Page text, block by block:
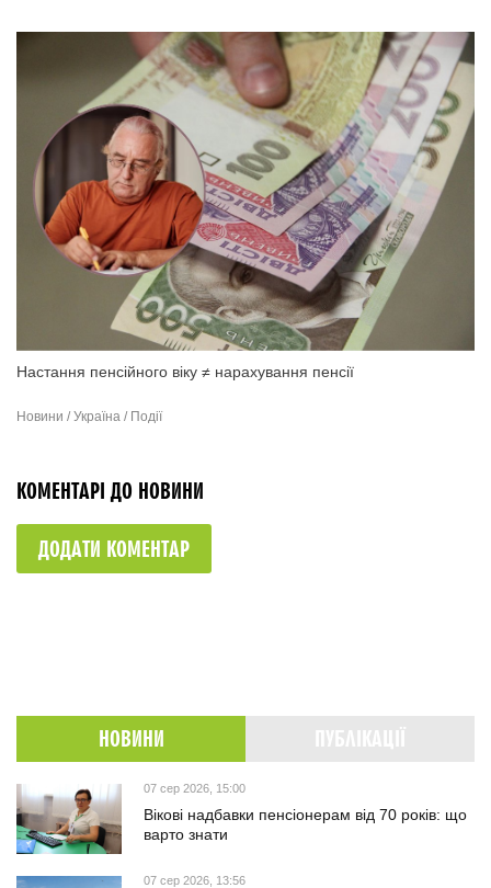
Настання пенсійного віку ≠ нарахування пенсії
Новини / Україна / Події
КОМЕНТАРІ ДО НОВИНИ
ДОДАТИ КОМЕНТАР
НОВИНИ
07 сер 2026, 15:00
Вікові надбавки пенсіонерам від 70 років: що
варто знати
07 сер 2026, 13:56